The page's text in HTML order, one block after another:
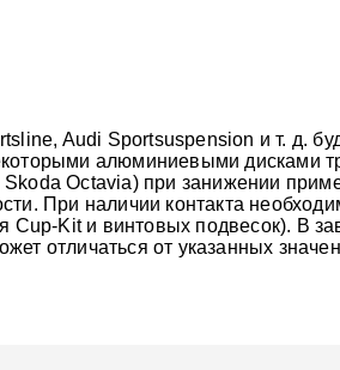
Audi Sportsuspension и т. д.
алюминиевыми дисками
Octavia) при занижении
При наличии контакта
Kit и винтовых подвесок). В
отличаться от указанных